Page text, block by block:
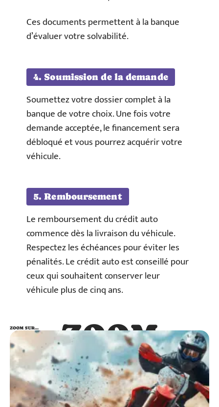
Ces documents permettent à la banque
d’évaluer votre solvabilité.
4. Soumission de la demande
Soumettez votre dossier complet à la
banque de votre choix. Une fois votre
demande acceptée, le financement sera
débloqué et vous pourrez acquérir votre
véhicule.
5. Remboursement
Le remboursement du crédit auto
commence dès la livraison du véhicule.
Respectez les échéances pour éviter les
pénalités. Le crédit auto est conseillé pour
ceux qui souhaitent conserver leur
véhicule plus de cinq ans.
ZOOM
SUR…
ZOOM SUR…